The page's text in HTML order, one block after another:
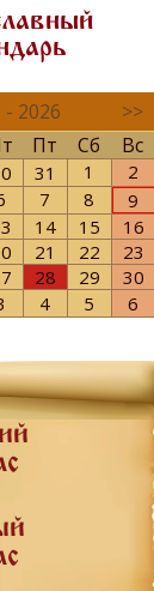
- 2026
>>
Пт Сб Вс
31 1
2
7 8
9
14 15
16
21 22
23
28 29
30
4 5 6